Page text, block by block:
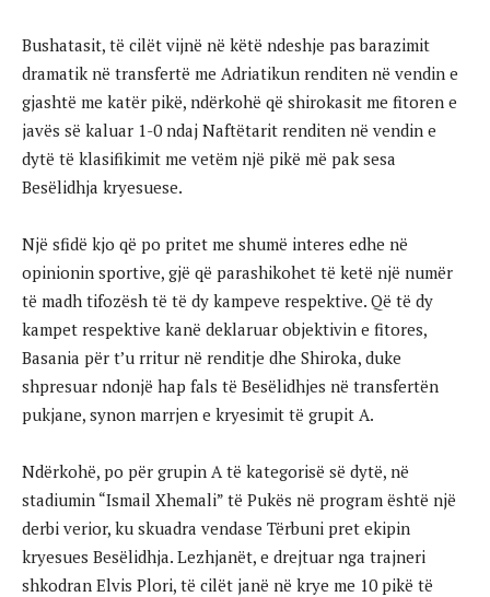
Bushatasit, të cilët vijnë në këtë ndeshje pas barazimit
dramatik në transfertë me Adriatikun renditen në vendin e
gjashtë me katër pikë, ndërkohë që shirokasit me fitoren e
javës së kaluar 1-0 ndaj Naftëtarit renditen në vendin e
dytë të klasifikimit me vetëm një pikë më pak sesa
Besëlidhja kryesuese.
Një sfidë kjo që po pritet me shumë interes edhe në
opinionin sportive, gjë që parashikohet të ketë një numër
të madh tifozësh të të dy kampeve respektive. Që të dy
kampet respektive kanë deklaruar objektivin e fitores,
Basania për t’u rritur në renditje dhe Shiroka, duke
shpresuar ndonjë hap fals të Besëlidhjes në transfertën
pukjane, synon marrjen e kryesimit të grupit A.
Ndërkohë, po për grupin A të kategorisë së dytë, në
stadiumin “Ismail Xhemali” të Pukës në program është një
derbi verior, ku skuadra vendase Tërbuni pret ekipin
kryesues Besëlidhja. Lezhjanët, e drejtuar nga trajneri
shkodran Elvis Plori, të cilët janë në krye me 10 pikë të